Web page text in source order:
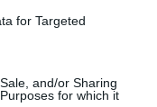
for Targeted
and/or Sharing
for which it